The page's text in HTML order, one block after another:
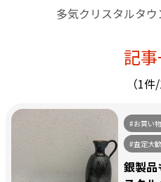
多気クリスタルタ
記
（1件
#お買い
#査定大
銀製品